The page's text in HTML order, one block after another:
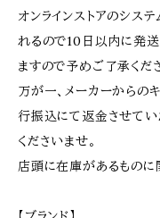
オンラインストアのシス
れるので10日以内に発
ますので予めご了承くだ
万が一、メーカーからの
行振込にて返金させてい
くださいませ。
店頭に在庫があるものに